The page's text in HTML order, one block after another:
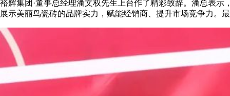
裕辉集团·董事总经理潘文权先生上台作了精彩致辞。潘总表
展示美丽鸟瓷砖的品牌实力，赋能经销商、提升市场竞争力。